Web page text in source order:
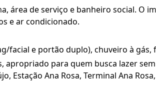
área de serviço e banheiro social. O
e ar condicionado.
facial e portão duplo), chuveiro à gás,
para quem busca lazer
Estação Ana Rosa, Terminal Ana